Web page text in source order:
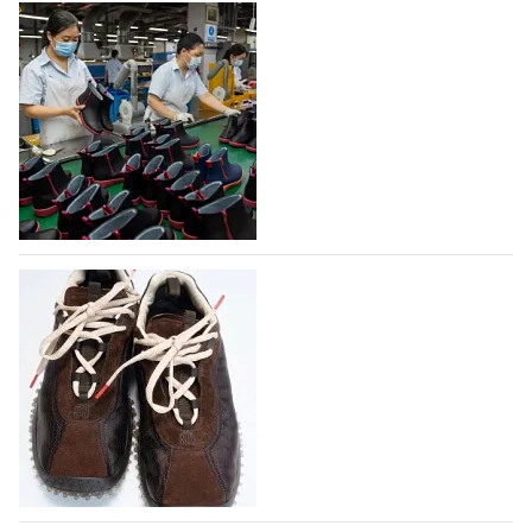
На платформе Lamoda - новый раздел и
условия продвижения локальных
дизайнерских марок
Российский маркетплейс Lamoda решил обновить
раздел для продажи продукции локальных
дизайнерских марок одежды, обуви и аксессуаров.
Бренды также получат маркетинговую…
06.08.2026 827
Объем мирового производства обуви в
2025 году практически не увеличился
В 2025 году мировое производство обуви
практически не изменилось, зафиксировав
незначительный рост на 0,1% до 24,6 млрд пар, -
данные опубликованы в аналитическом вестнике
«Всемирный ежегодник обуви 2026», Португальской
ассоциацией…